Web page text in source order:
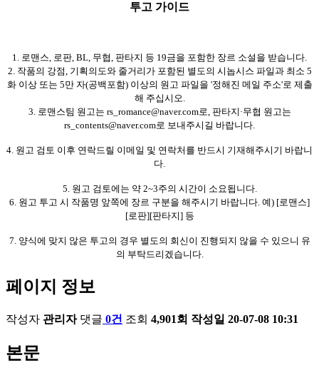
투고 가이드
1. 로맨스, 로판, BL, 무협, 판타지 등 19금을 포함한 장르 소설을 받습니다.
2. 작품의 강점, 기획의도와 줄거리가 포함된 별도의 시놉시스 파일과 최소 5
화 이상 또는 5만 자(공백포함) 이상의 원고 파일을 '정해진 메일 주소'로 제출
해 주십시오.
3. 로맨스팀 원고는 rs_romance@naver.com로, 판타지·무협 원고는
rs_contents@naver.com로 보내주시길 바랍니다.
4. 원고 검토 이후 연락드릴 이메일 및 연락처를 반드시 기재해주시기 바랍니
다.
5. 원고 검토에는 약 2~3주의 시간이 소요됩니다.
6. 원고 투고 시 작품명 앞쪽에 장르 구분을 해주시기 바랍니다. 예) [로맨스]
[로판][판타지] 등
7. 양식에 맞지 않은 투고의 경우 별도의 회신이 진행되지 않을 수 있으니 유
의 부탁드리겠습니다.
페이지 정보
작성자 관리자 댓글 0건 조회 4,901회 작성일 20-07-08 10:31
본문